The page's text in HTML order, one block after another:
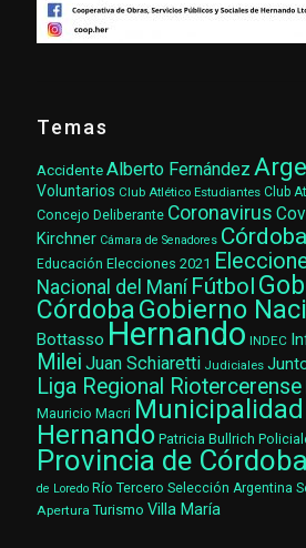
Temas
AccidenteAlberto Fernández
Voluntarios Club Atlético Estudiantes Club
Concejo Deliberante Coronavirus
Kirchner Cámara de Senadores Córdoba
Educación Elecciones 2021
Nacional del Maní Fútbol
CórdobaGobierno
Bottasso Hernando INDEC
Milei Juan Schiaretti Judiciales
Liga Regional Riotercerense
Mauricio Macri
Hernando Patricia Bullrich
Provincia de Córdoba
de Loredo Río Tercero Selección Argentina
Apertura Turismo Villa María